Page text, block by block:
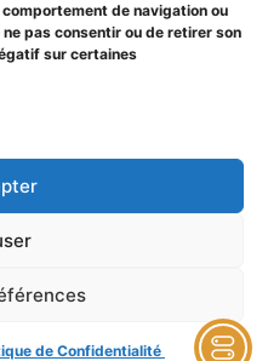
de navigation ou
pas consentir ou de retirer son
sur certaines
de Confidentialité